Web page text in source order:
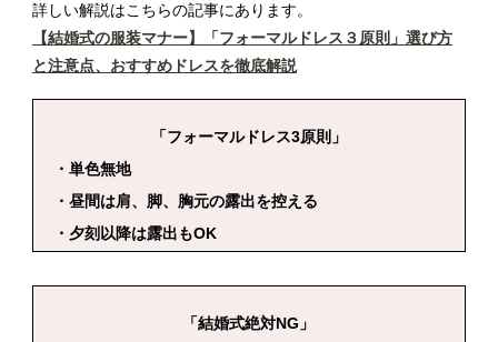
詳しい解説はこちらの記事にあります。
【結婚式の服装マナー】「フォーマルドレス３原則」選び方
と注意点、おすすめドレスを徹底解説
「フォーマルドレス3原則」
・単色無地
・昼間は肩、脚、胸元の露出を控える
・夕刻以降は露出もOK
「結婚式絶対NG」